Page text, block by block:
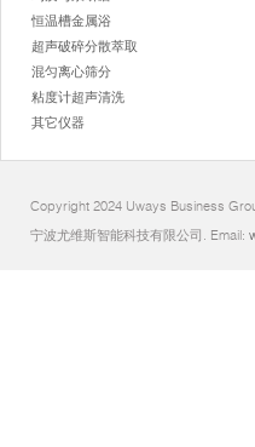
恒温槽金属浴
超声破碎分散萃取
混匀离心筛分
粘度计超声清洗
其它仪器
Copyright 2024 Uways Business
宁波尤维斯智能科技有限公司. Email: